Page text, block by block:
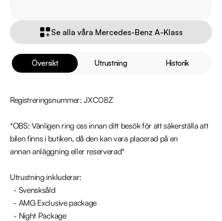
Översikt Utrustning Historik
Registreringsnummer: JXC08Z
*OBS: Vänligen ring oss innan ditt besök för att säkerställa att
bilen finns i butiken, då den kan vara placerad på en
annan anläggning eller reserverad*
Utrustning inkluderar:
Se alla våra Mercedes-Benz A-Klass